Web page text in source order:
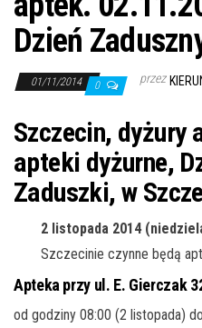
Dzień
01/11/2014 0 przez
Szczecin, dyżury
apteki dyżurne,
Zaduszki, w
2 listopada 2014
Szczecinie czynne będą
Apteka przy ul. E. Gierczak
od godziny 08:00 (2 listopada)